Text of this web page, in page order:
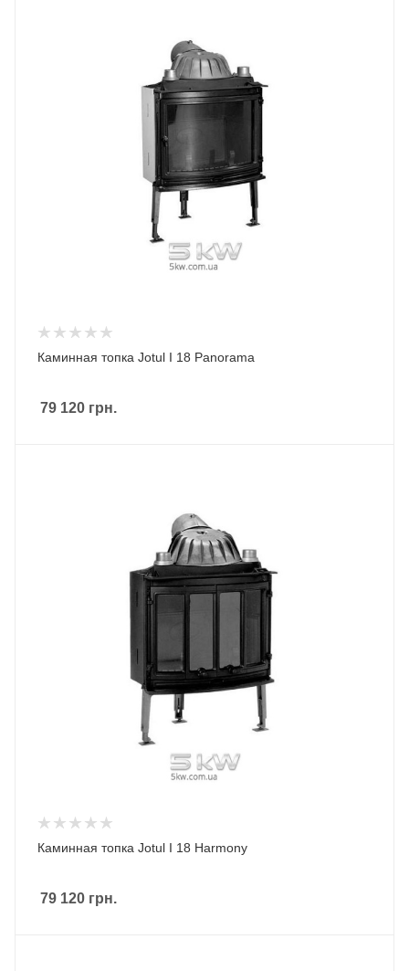
Каминная топка Jotul I 18 Panorama
79 120 грн.
Каминная топка Jotul I 18 Harmony
79 120 грн.